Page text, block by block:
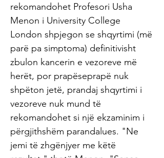
rekomandohet Profesori Usha
Menon i University College
London shpjegon se shqyrtimi (më
parë pa simptoma) definitivisht
zbulon kancerin e vezoreve më
herët, por prapëseprapë nuk
shpëton jetë, prandaj shqyrtimi i
vezoreve nuk mund të
rekomandohet si një ekzaminim i
përgjithshëm parandalues. "Ne
jemi të zhgënjyer me këtë